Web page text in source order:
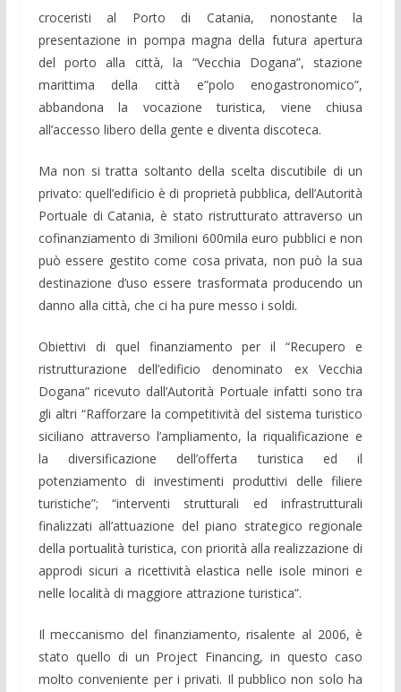
croceristi al Porto di Catania, nonostante la
presentazione in pompa magna della futura apertura
del porto alla città, la “Vecchia Dogana”, stazione
marittima della città e”polo enogastronomico”,
abbandona la vocazione turistica, viene chiusa
all’accesso libero della gente e diventa discoteca.
Ma non si tratta soltanto della scelta discutibile di un
privato: quell’edificio è di proprietà pubblica, dell’Autorità
Portuale di Catania, è stato ristrutturato attraverso un
cofinanziamento di 3milioni 600mila euro pubblici e non
può essere gestito come cosa privata, non può la sua
destinazione d’uso essere trasformata producendo un
danno alla città, che ci ha pure messo i soldi.
Obiettivi di quel finanziamento per il “Recupero e
ristrutturazione dell’edificio denominato ex Vecchia
Dogana” ricevuto dall’Autorità Portuale infatti sono tra
gli altri “Rafforzare la competitività del sistema turistico
siciliano attraverso l’ampliamento, la riqualificazione e
la diversificazione dell’offerta turistica ed il
potenziamento di investimenti produttivi delle filiere
turistiche”; “interventi strutturali ed infrastrutturali
finalizzati all’attuazione del piano strategico regionale
della portualità turistica, con priorità alla realizzazione di
approdi sicuri a ricettività elastica nelle isole minori e
nelle località di maggiore attrazione turistica”.
Il meccanismo del finanziamento, risalente al 2006, è
stato quello di un Project Financing, in questo caso
molto conveniente per i privati. Il pubblico non solo ha